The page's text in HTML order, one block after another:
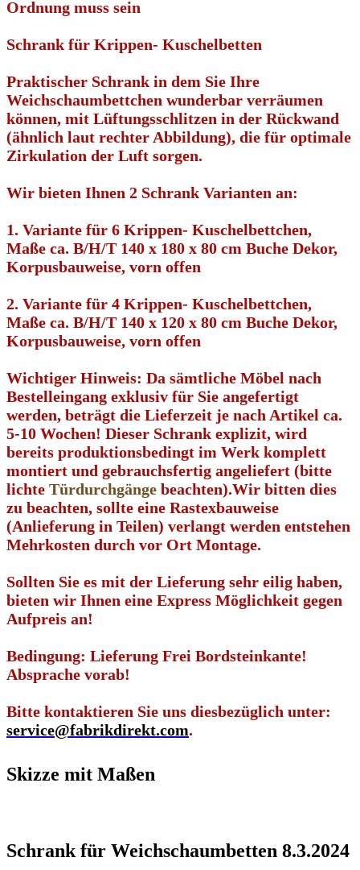
Ordnung muss sein
Schrank für Krippen- Kuschelbetten
Praktischer Schrank in dem Sie Ihre
Weichschaumbettchen wunderbar verräumen
können, mit Lüftungsschlitzen in der Rückwand
(ähnlich laut rechter Abbildung), die für optimale
Zirkulation der Luft sorgen.
Wir bieten Ihnen 2 Schrank Varianten an:
1. Variante für 6 Krippen- Kuschelbettchen,
Maße ca. B/H/T 140 x 180 x 80 cm Buche Dekor,
Korpusbauweise, vorn offen
2. Variante für 4 Krippen- Kuschelbettchen,
Maße ca. B/H/T 140 x 120 x 80 cm Buche Dekor,
Korpusbauweise, vorn offen
Wichtiger Hinweis: Da sämtliche Möbel nach
Bestelleingang exklusiv für Sie angefertigt
werden, beträgt die Lieferzeit je nach Artikel ca.
5-10 Wochen! Dieser Schrank explizit, wird
bereits produktionsbedingt im Werk komplett
montiert und gebrauchsfertig angeliefert (bitte
lichte Türdurchgänge beachten).Wir bitten dies
zu beachten, sollte eine Rastexbauweise
(Anlieferung in Teilen) verlangt werden entstehen
Mehrkosten durch vor Ort Montage.
Sollten Sie es mit der Lieferung sehr eilig haben,
bieten wir Ihnen eine Express Möglichkeit gegen
Aufpreis an!
Bedingung: Lieferung Frei Bordsteinkante!
Absprache vorab!
Bitte kontaktieren Sie uns diesbezüglich unter:
service@fabrikdirekt.com.
Skizze mit Maßen
Schrank für Weichschaumbetten 8.3.2024